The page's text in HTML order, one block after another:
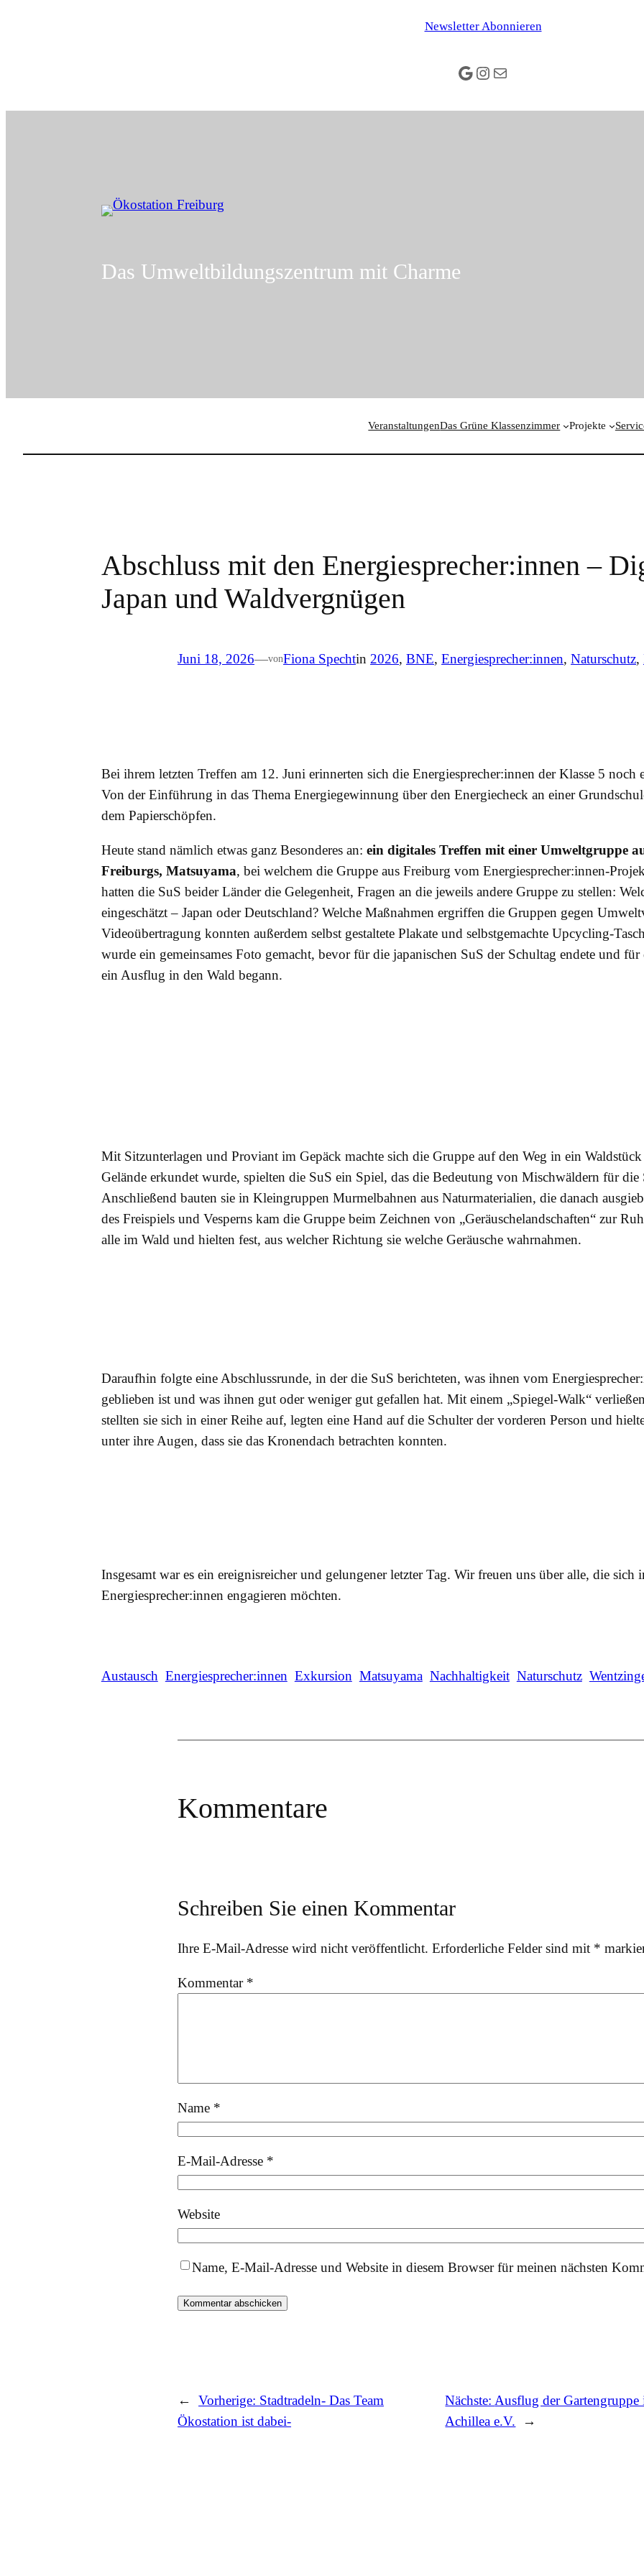
Newsletter Abonnieren
Google
Instagram
E-Mail
Das Umweltbildungszentrum mit Charme
VeranstaltungenDas Grüne Klassenzimmer Projekte
Abschluss mit den Energiesprecher:innen –
Japan und Waldvergnügen
Juni 18, 2026—vonFiona Spechtin 2026, BNE, Energiesprecher:innen, Naturschutz,
Bei ihrem letzten Treffen am 12. Juni erinnerten sich die Energiesprecher:innen der Klasse 5 noch
Von der Einführung in das Thema Energiegewinnung über den Energiecheck an einer
dem Papierschöpfen.
Heute stand nämlich etwas ganz Besonderes an: ein digitales Treffen mit einer Umweltgruppe
Freiburgs, Matsuyama, bei welchem die Gruppe aus Freiburg vom Energiesprecher:innen-
hatten die SuS beider Länder die Gelegenheit, Fragen an die jeweils andere Gruppe zu stellen:
eingeschätzt – Japan oder Deutschland? Welche Maßnahmen ergriffen die Gruppen gegen
Videoübertragung konnten außerdem selbst gestaltete Plakate und selbstgemachte Upcycling-
wurde ein gemeinsames Foto gemacht, bevor für die japanischen SuS der Schultag endete und
ein Ausflug in den Wald begann.
Mit Sitzunterlagen und Proviant im Gepäck machte sich die Gruppe auf den Weg in ein
Gelände erkundet wurde, spielten die SuS ein Spiel, das die Bedeutung von Mischwäldern für die
Anschließend bauten sie in Kleingruppen Murmelbahnen aus Naturmaterialien, die danach
des Freispiels und Vesperns kam die Gruppe beim Zeichnen von „Geräuschelandschaften“ zur
alle im Wald und hielten fest, aus welcher Richtung sie welche Geräusche wahrnahmen.
Daraufhin folgte eine Abschlussrunde, in der die SuS berichteten, was ihnen vom
geblieben ist und was ihnen gut oder weniger gut gefallen hat. Mit einem „Spiegel-Walk“
stellten sie sich in einer Reihe auf, legten eine Hand auf die Schulter der vorderen Person und
unter ihre Augen, dass sie das Kronendach betrachten konnten.
Insgesamt war es ein ereignisreicher und gelungener letzter Tag. Wir freuen uns über alle, die sich
Energiesprecher:innen engagieren möchten.
Austausch Energiesprecher:innen Exkursion Matsuyama Nachhaltigkeit Naturschutz
Kommentare
Schreiben Sie einen Kommentar
Ihre E-Mail-Adresse wird nicht veröffentlicht. Erforderliche Felder sind mit *
Kommentar *
Name *
E-Mail-Adresse *
Website
Name, E-Mail-Adresse und Website in diesem Browser für meinen nächsten
← Vorherige: Stadtradeln- Das Team
Ökostation ist dabei-
Nächste: Ausflug der
Achillea e.V.
→